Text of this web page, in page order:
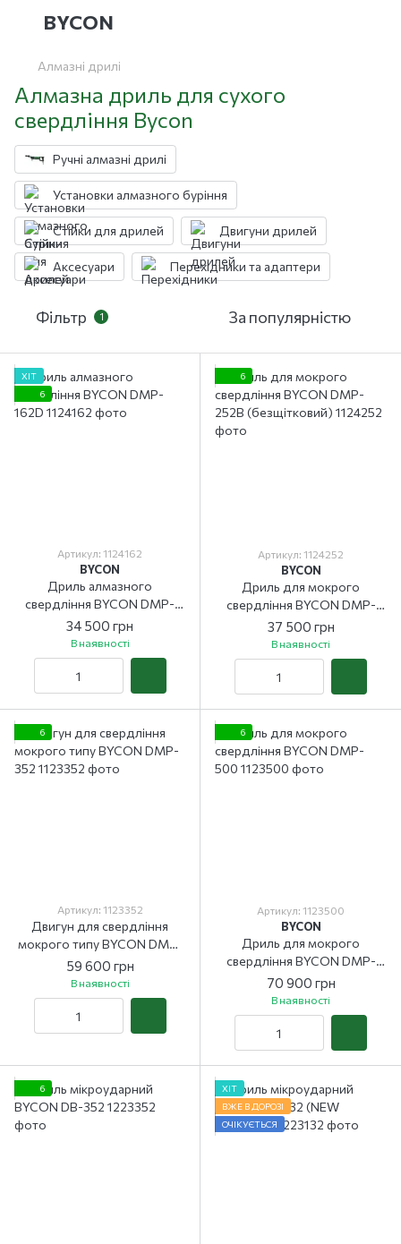
BYCON
Алмазні дрилі
Алмазна дриль для сухого
свердління Bycon
Ручні алмазні дрилі
Установки алмазного буріння
Стійки для дрилей Двигуни дрилей
Аксесуари Перехідники та адаптери
Фільтр 1 За популярністю
ХІТ
6
Артикул: 1124162
BYCON
Дриль алмазного
свердління BYCON DMP-
162D
34 500 грн
В наявності
6
Артикул: 1124252
BYCON
Дриль для мокрого
свердління BYCON DMP-
252B (безщітковий)
37 500 грн
В наявності
6
Артикул: 1123352
Двигун для свердління
мокрого типу BYCON DMP-
352
59 600 грн
В наявності
6
Артикул: 1123500
BYCON
Дриль для мокрого
свердління BYCON DMP-
500
70 900 грн
В наявності
6
ХІТ
ВЖЕ В ДОРОЗІ
ОЧІКУЄТЬСЯ